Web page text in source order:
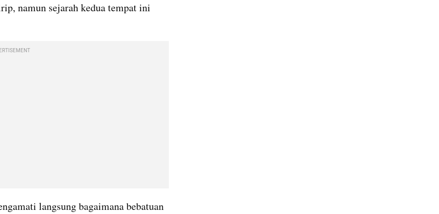
namun sejarah kedua tempat ini
langsung bagaimana bebatuan